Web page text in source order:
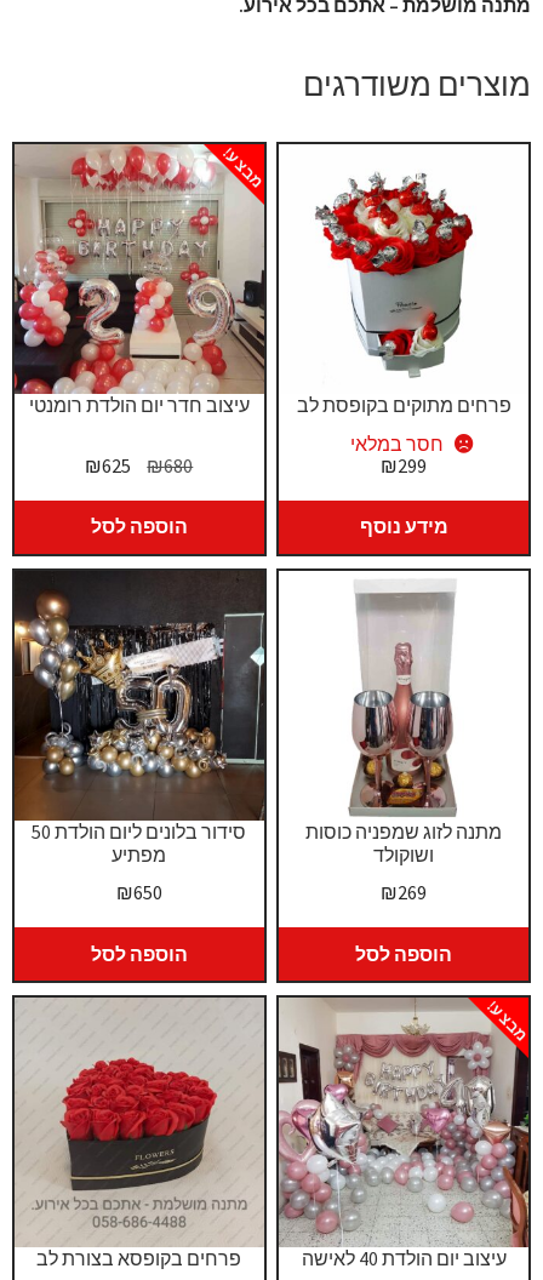
מוצרים משודרגים
עיצוב חדר יום הולדת רומנטי
מבצע!
₪680
המחיר
היה:
₪680.
₪625
המחיר
₪625.
הוספה לסל
פרחים מתוקים בקופסת לב
חסר במלאי
₪299
מידע נוסף
סידור בלונים ליום הולדת 50
מפתיע
₪650
הוספה לסל
מתנה לזוג שמפניה כוסות
ושוקולד
₪269
הוספה לסל
פרחים בקופסא בצורת לב עיצוב יום הולדת 40 לאישה
מבצע!